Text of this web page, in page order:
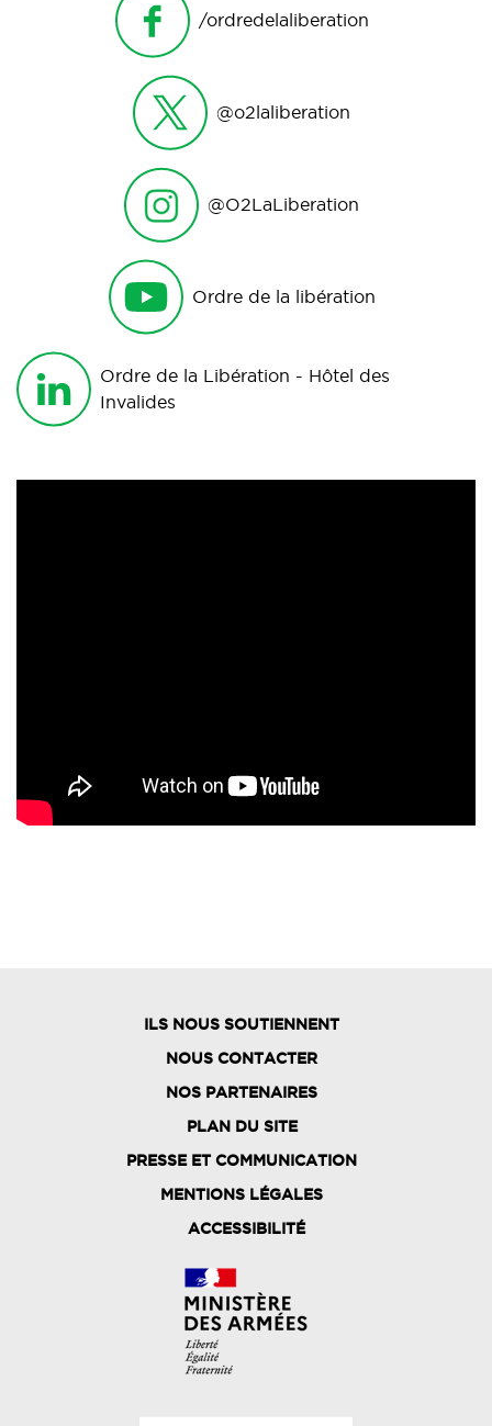
/ordredelaliberation
@o2laliberation
@O2LaLiberation
Ordre de la libération
Ordre de la Libération - Hôtel des
Invalides
FOOTER
MENU
ILS NOUS SOUTIENNENT
NOUS CONTACTER
NOS PARTENAIRES
PLAN DU SITE
PRESSE ET COMMUNICATION
MENTIONS LÉGALES
ACCESSIBILITÉ